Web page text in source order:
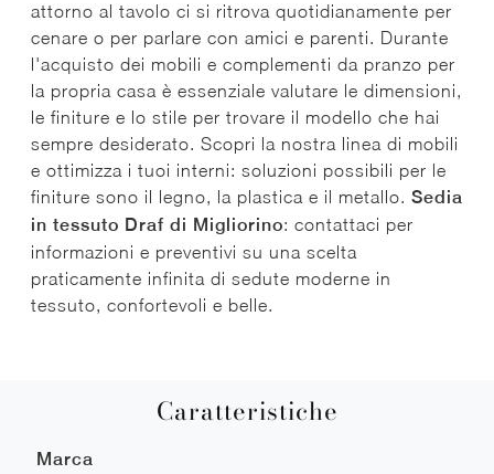
attorno al tavolo ci si ritrova quotidianamente per
cenare o per parlare con amici e parenti. Durante
l'acquisto dei mobili e complementi da pranzo per
la propria casa è essenziale valutare le dimensioni,
le finiture e lo stile per trovare il modello che hai
sempre desiderato. Scopri la nostra linea di mobili
e ottimizza i tuoi interni: soluzioni possibili per le
finiture sono il legno, la plastica e il metallo. Sedia
in tessuto Draf di Migliorino: contattaci per
informazioni e preventivi su una scelta
praticamente infinita di sedute moderne in
tessuto, confortevoli e belle.
Caratteristiche
Marca